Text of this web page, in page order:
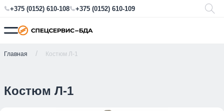
+375 (0152) 610-108 +375 (0152) 610-109
Главная Костюм Л-1
Костюм Л-1